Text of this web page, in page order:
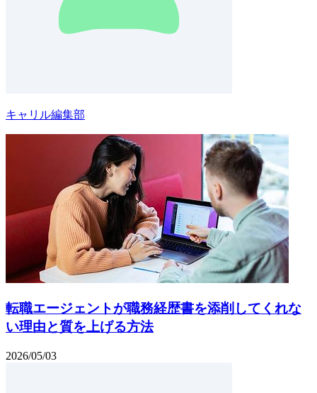
キャリル編集部
転職エージェントが職務経歴書を添削してくれな
い理由と質を上げる方法
2026/05/03